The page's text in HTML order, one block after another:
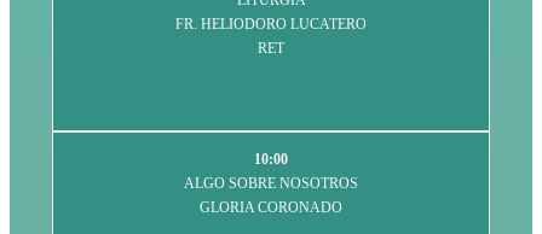
FR. HELIODORO LUCATERO
RET
10:00
ALGO SOBRE NOSOTROS
GLORIA CORONADO